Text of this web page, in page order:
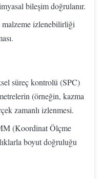
bileşim doğrulanır.
izlenebilirliği
süreç kontrolü (SPC)
(örneğin, kazma
zamanlı izlenmesi.
(Koordinat Ölçme
boyut doğruluğu